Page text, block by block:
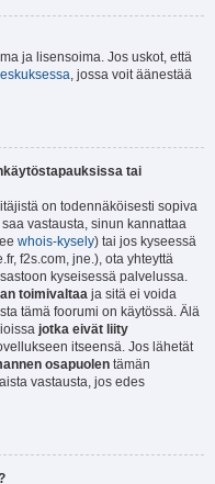
ja lisensoima. Jos uskot, että
, jossa voit äänestää
tai
on todennäköisesti sopiva
vastausta, sinun kannattaa
whois-kysely) tai jos kyseessä
f2s.com, jne.), ota yhteyttä
kyseisessä palvelussa.
toimivaltaa ja sitä ei voida
tämä foorumi on käytössä. Älä
jotka eivät liity
itseensä. Jos lähetät
osapuolen tämän
vastausta, jos edes